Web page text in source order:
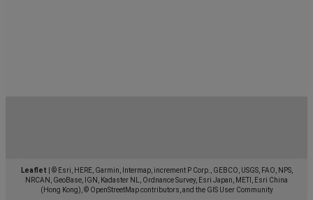
Leaflet
© Esri, HERE, Garmin, Intermap, increment P Corp., GEBCO, USGS, FAO, NPS,
NRCAN, GeoBase, IGN, Kadaster NL, Ordnance Survey, Esri Japan, METI, Esri China
(Hong Kong), © OpenStreetMap contributors, and the GIS User Community